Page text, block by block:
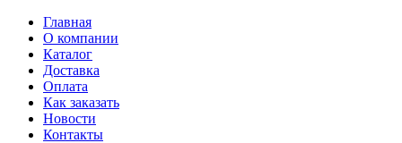
Главная
О компании
Каталог
Доставка
Оплата
Как заказать
Новости
Контакты